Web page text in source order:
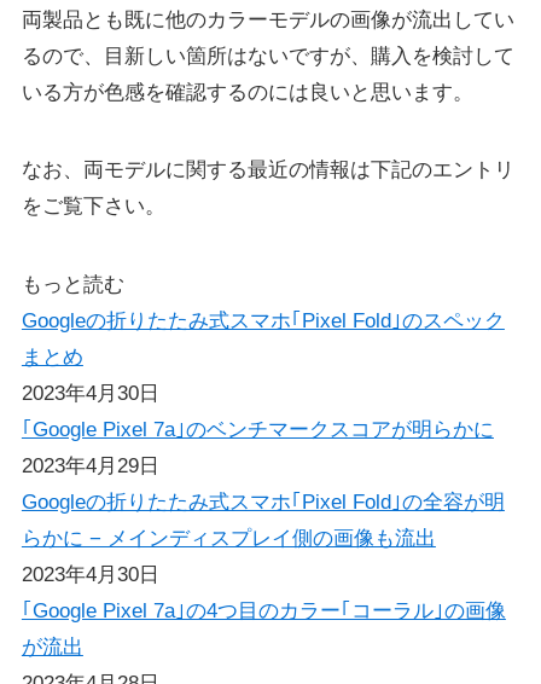
両製品とも既に他のカラーモデルの画像が流出してい
るので、目新しい箇所はないですが、購入を検討して
いる方が色感を確認するのには良いと思います。
なお、両モデルに関する最近の情報は下記のエントリ
をご覧下さい。
もっと読む
Googleの折りたたみ式スマホ｢Pixel Fold｣のスペック
まとめ
2023年4月30日
｢Google Pixel 7a｣のベンチマークスコアが明らかに
2023年4月29日
Googleの折りたたみ式スマホ｢Pixel Fold｣の全容が明
らかに − メインディスプレイ側の画像も流出
2023年4月30日
｢Google Pixel 7a｣の4つ目のカラー｢コーラル｣の画像
が流出